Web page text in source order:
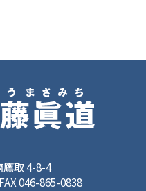
取 4-8-4
046-865-0838